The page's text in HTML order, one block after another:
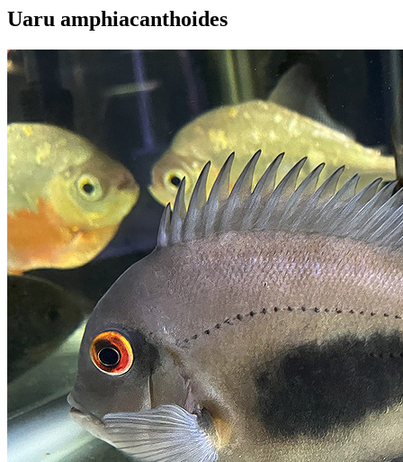
Uaru amphiacanthoides